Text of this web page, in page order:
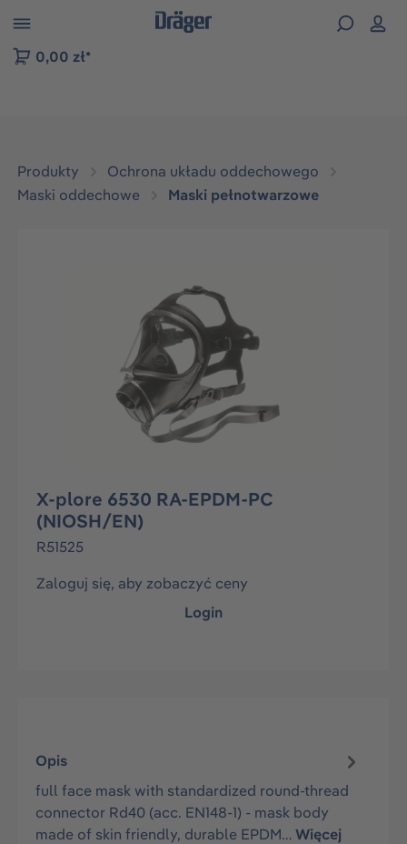
do nawigacji na platformie B2B
0,00 zł*
Produkty
Ochrona układu oddechowego
Maski oddechowe
Maski pełnotwarzowe
X-plore 6530 RA-EPDM-PC
(NIOSH/EN)
R51525
Zaloguj się, aby zobaczyć ceny
Login
Opis
full face mask with standardized round-thread
connector Rd40 (acc. EN148-1) - mask body
made of skin friendly, durable EPDM…Więcej